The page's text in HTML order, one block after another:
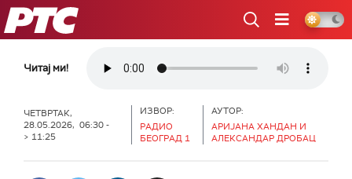
РТС
Читај ми!
ЧЕТВРТАК,
28.05.2026, 06:30 -
> 11:25
ИЗВОР:
РАДИО
БЕОГРАД 1
АУТОР:
АРИЈАНА ХАНДАН И
АЛЕКСАНДАР ДРОБАЦ